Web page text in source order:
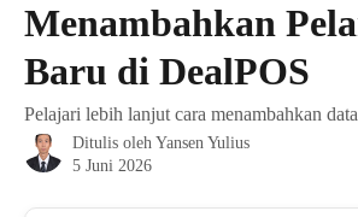
Menambahkan
Baru di DealPOS
Pelajari lebih lanjut cara menambahkan
Ditulis oleh Yansen Yulius
5 Juni 2026